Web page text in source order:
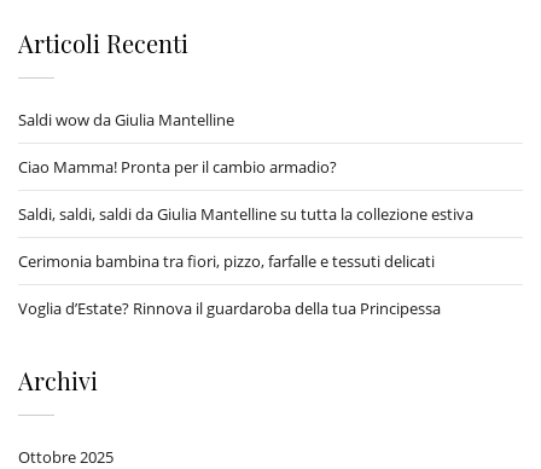
Articoli Recenti
Saldi wow da Giulia Mantelline
Ciao Mamma! Pronta per il cambio armadio?
Saldi, saldi, saldi da Giulia Mantelline su tutta la collezione estiva
Cerimonia bambina tra fiori, pizzo, farfalle e tessuti delicati
Voglia d’Estate? Rinnova il guardaroba della tua Principessa
Archivi
Ottobre 2025